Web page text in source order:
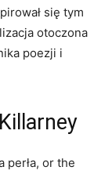
się tym
otoczona
poezji i
perła, or the